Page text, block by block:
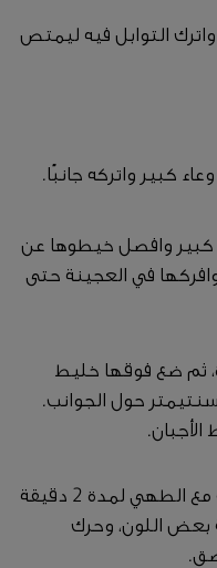
واترك التوابل فيه ليمتص
كبير واتركه جانبًا.
كبير وافصل خيطوها عن
في العجينة حتى
ثم ضع فوقها خليط
الجبنة واترك حافة بارتفاع 1 سنتيمتر حول الجوانب.
ضع المقلاة على حرارة هادئة مع الطهي لمدة 2 دقيقة
اللون، وحرك